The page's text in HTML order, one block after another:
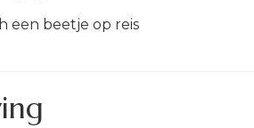
een beetje op reis